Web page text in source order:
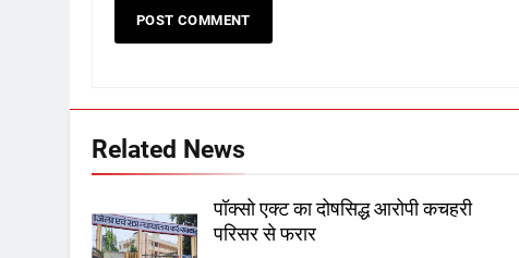
Related News
पॉक्सो एक्ट का दोषसिद्ध आरोपी कचहरी
परिसर से फरार